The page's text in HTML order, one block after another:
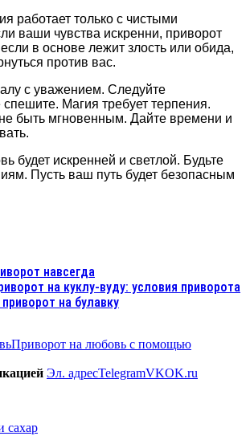
работает только с чистыми
ваши чувства искренни, приворот
в основе лежит злость или обида,
против вас.
с уважением. Следуйте
спешите. Магия требует терпения.
быть мгновенным. Дайте времени и
будет искренней и светлой. Будьте
Пусть ваш путь будет безопасным
навсегда
на куклу-вуду: условия приворота
на булавку
Приворот на любовь с помощью
Эл. адресTelegramVKOK.ru
сахар